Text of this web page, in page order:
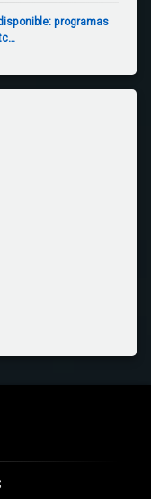
programas